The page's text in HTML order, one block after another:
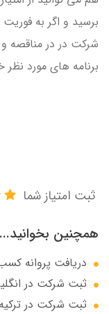
برسید و اگر به
شرکت در در مناقصه
برنامه های مورد نظر
ثبت امتیاز شما
همچنین بخوانید...
دریافت پروانه کسب
ثبت شرکت در
ثبت شرکت در ترکیه